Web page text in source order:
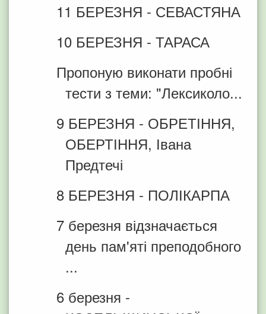
11 БЕРЕЗНЯ - СЕВАСТЯНА
10 БЕРЕЗНЯ - ТАРАСА
Пропоную виконати пробні
тести з теми: "Лексиколо...
9 БЕРЕЗНЯ - ОБРЕТІННЯ,
ОБЕРТІННЯ, Івана
Предтечі
8 БЕРЕЗНЯ - ПОЛІКАРПА
7 березня відзначається
день пам'яті преподобного
...
6 березня -